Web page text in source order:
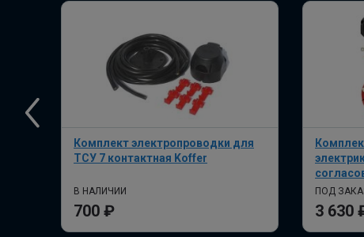
Комплект электропроводки для
ТСУ 7 контактная Koffer
В НАЛИЧИИ
700 ₽
ПОД
3 630